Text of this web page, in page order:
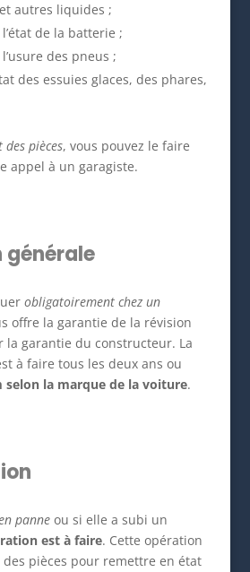
autres liquides ;
de la batterie ;
des pneus ;
des essuies glaces, des phares,
pièces, vous pouvez le faire
appel à un garagiste.
générale
obligatoirement chez un
offre la garantie de la révision
la garantie du constructeur. La
à faire tous les deux ans ou
selon la marque de la voiture.
panneou si elle a subi un
est à faire. Cette opération
pièces pour remettre en état